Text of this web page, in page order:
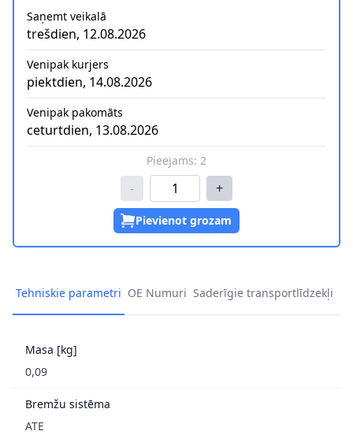
Saņemt veikalā
trešdien, 12.08.2026
Venipak kurjers
piektdien, 14.08.2026
Venipak pakomāts
ceturtdien, 13.08.2026
Pieejams: 2
- +
Pievienot grozam
Tehniskie parametri OE Numuri Saderīgie transportlīdzekļi
Masa [kg]
0,09
Bremžu sistēma
ATE